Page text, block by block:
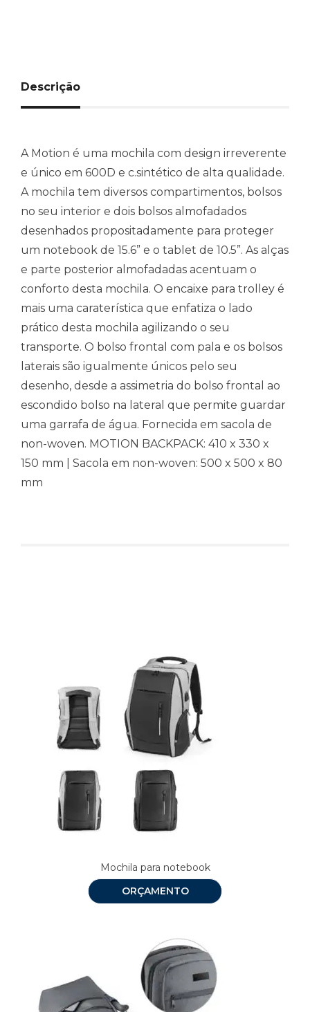
Descrição
A Motion é uma mochila com design irreverente
e único em 600D e c.sintético de alta qualidade.
A mochila tem diversos compartimentos, bolsos
no seu interior e dois bolsos almofadados
desenhados propositadamente para proteger
um notebook de 15.6” e o tablet de 10.5”. As alças
e parte posterior almofadadas acentuam o
conforto desta mochila. O encaixe para trolley é
mais uma caraterística que enfatiza o lado
prático desta mochila agilizando o seu
transporte. O bolso frontal com pala e os bolsos
laterais são igualmente únicos pelo seu
desenho, desde a assimetria do bolso frontal ao
escondido bolso na lateral que permite guardar
uma garrafa de água. Fornecida em sacola de
non-woven. MOTION BACKPACK: 410 x 330 x
150 mm | Sacola em non-woven: 500 x 500 x 80
mm
Mochila para notebook
ORÇAMENTO